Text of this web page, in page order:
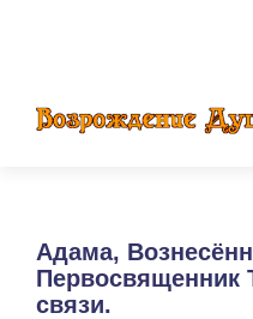
Адама,
Первосвященник
связи.